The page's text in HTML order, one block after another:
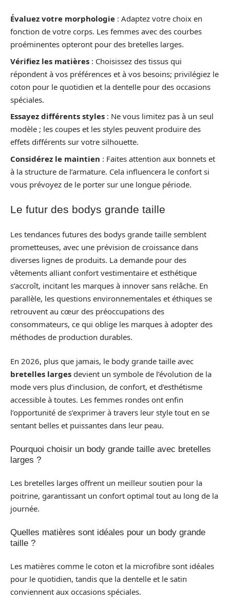
Évaluez votre morphologie : Adaptez votre choix en
fonction de votre corps. Les femmes avec des courbes
proéminentes opteront pour des bretelles larges.
Vérifiez les matières : Choisissez des tissus qui
répondent à vos préférences et à vos besoins; privilégiez le
coton pour le quotidien et la dentelle pour des occasions
spéciales.
Essayez différents styles : Ne vous limitez pas à un seul
modèle ; les coupes et les styles peuvent produire des
effets différents sur votre silhouette.
Considérez le maintien : Faites attention aux bonnets et
à la structure de l’armature. Cela influencera le confort si
vous prévoyez de le porter sur une longue période.
Le futur des bodys grande taille
Les tendances futures des bodys grande taille semblent
prometteuses, avec une prévision de croissance dans
diverses lignes de produits. La demande pour des
vêtements alliant confort vestimentaire et esthétique
s’accroît, incitant les marques à innover sans relâche. En
parallèle, les questions environnementales et éthiques se
retrouvent au cœur des préoccupations des
consommateurs, ce qui oblige les marques à adopter des
méthodes de production durables.
En 2026, plus que jamais, le body grande taille avec
bretelles larges devient un symbole de l’évolution de la
mode vers plus d’inclusion, de confort, et d’esthétisme
accessible à toutes. Les femmes rondes ont enfin
l’opportunité de s’exprimer à travers leur style tout en se
sentant belles et puissantes dans leur peau.
Pourquoi choisir un body grande taille avec bretelles
larges ?
Les bretelles larges offrent un meilleur soutien pour la
poitrine, garantissant un confort optimal tout au long de la
journée.
Quelles matières sont idéales pour un body grande
taille ?
Les matières comme le coton et la microfibre sont idéales
pour le quotidien, tandis que la dentelle et le satin
conviennent aux occasions spéciales.